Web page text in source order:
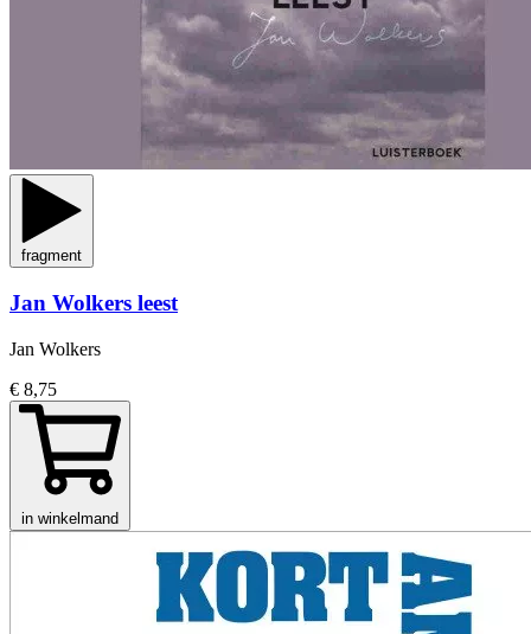
fragment
Jan Wolkers leest
Jan Wolkers
€ 8,75
in winkelmand